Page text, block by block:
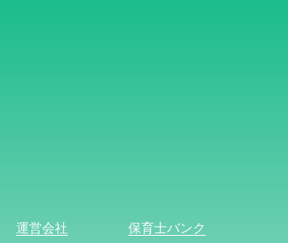
運営会社 保育士バンク